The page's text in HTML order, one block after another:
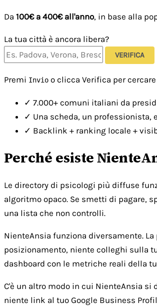
Da 100€ a 400€ all'anno, in base alla
La tua città è ancora libera?
VERIFICA
Premi Invio o clicca Verifica per
✓ 7.000+ comuni italiani da
✓ Una scheda, un professionista,
✓ Backlink + ranking locale +
Perché esiste
Le directory di psicologi più diffuse
algoritmo opaco. Se smetti di pagare,
una lista che non controlli.
NienteAnsia funziona diversamente.
posizionamento, niente colleghi sulla
dashboard con le metriche reali della
C'è un altro modo in cui NienteAnsia
niente link al tuo Google Business